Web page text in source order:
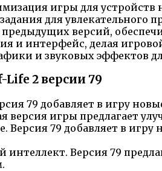
игры для устройств
для увлекательного
версий,
и интерфейс, делая
и звуковых эффектов
2 версии 79
79 добавляет в игру
версия игры предлагает
79 добавляет в
Версия 79